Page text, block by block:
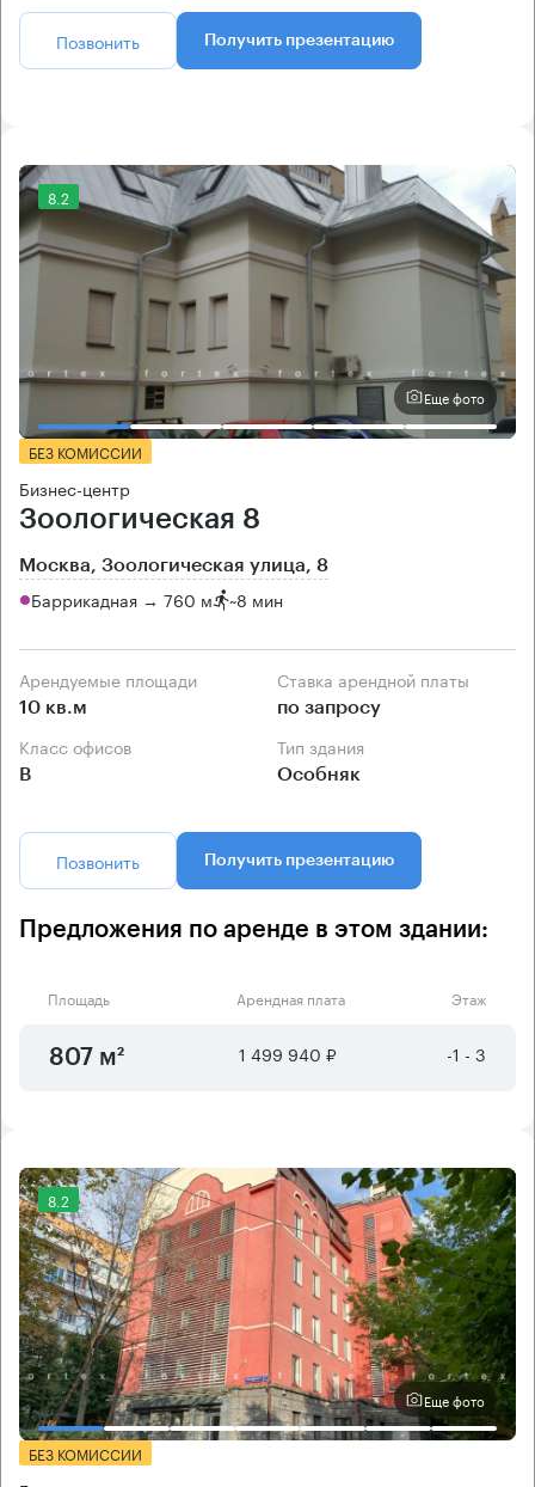
Позвонить Получить презентацию
8.2
Еще фото
БЕЗ КОМИССИИ
Бизнес-центр
Зоологическая 8
Москва, Зоологическая улица, 8
Баррикадная → 760 м ~8 мин
Арендуемые площади
10 кв.м
Ставка арендной платы
по запросу
Класс офисов
B
Тип здания
Особняк
Позвонить Получить презентацию
Предложения по аренде в этом здании:
Площадь Арендная плата Этаж
807 м² 1 499 940 ₽ -1 - 3
8.2
Еще фото
БЕЗ КОМИССИИ